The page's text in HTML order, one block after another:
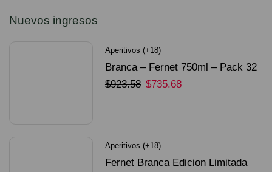
Nuevos ingresos
Aperitivos (+18)
Branca – Fernet 750ml – Pack 32
Unidades
$923.58 $735.68
Aperitivos (+18)
Fernet Branca Edicion Limitada